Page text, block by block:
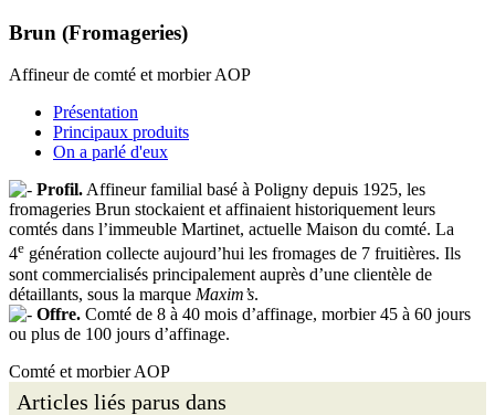
Brun (Fromageries)
Affineur de comté et morbier AOP
Présentation
Principaux produits
On a parlé d'eux
Profil.Affineur familial basé à Poligny depuis 1925, les
fromageries Brun stockaient et affinaient historiquement leurs
comtés dans l’immeuble Martinet, actuelle Maison du comté. La
4e génération collecte aujourd’hui les fromages de 7 fruitières. Ils
sont commercialisés principalement auprès d’une clientèle de
détaillants, sous la marque Maxim’s.
Offre. Comté de 8 à 40 mois d’affinage, morbier 45 à 60 jours
ou plus de 100 jours d’affinage.
Comté et morbier AOP
Articles liés parus dans